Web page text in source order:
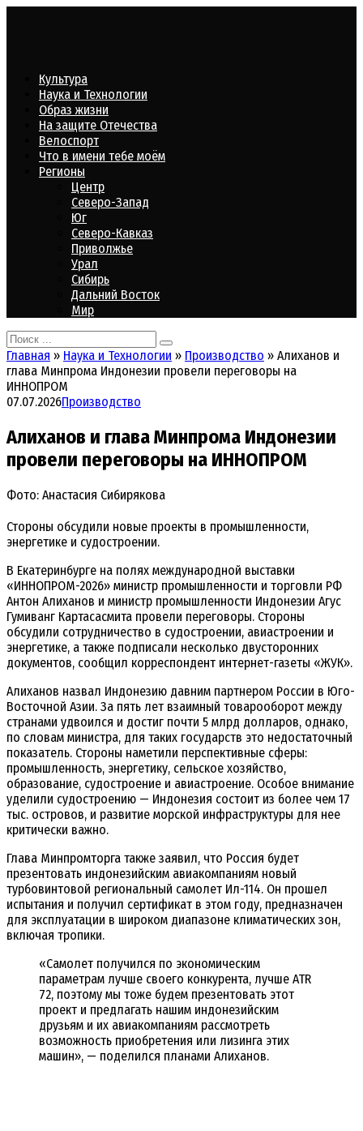
Культура
Наука и Технологии
Образ жизни
На защите Отечества
Велоспорт
Что в имени тебе моём
Регионы
Центр
Северо-Запад
Юг
Северо-Кавказ
Приволжье
Урал
Сибирь
Дальний Восток
Мир
Search
for:
Главная » Наука и Технологии » Производство » Алиханов и
глава Минпрома Индонезии провели переговоры на
ИННОПРОМ
07.07.2026Производство
Алиханов и глава Минпрома Индонезии
провели переговоры на ИННОПРОМ
Фото: Анастасия Сибирякова
Стороны обсудили новые проекты в промышленности,
энергетике и судостроении.
В Екатеринбурге на полях международной выставки
«ИННОПРОМ-2026» министр промышленности и торговли РФ
Антон Алиханов и министр промышленности Индонезии Агус
Гумиванг Картасасмита провели переговоры. Стороны
обсудили сотрудничество в судостроении, авиастроении и
энергетике, а также подписали несколько двусторонних
документов, сообщил корреспондент интернет-газеты «ЖУК».
Алиханов назвал Индонезию давним партнером России в Юго-
Восточной Азии. За пять лет взаимный товарооборот между
странами удвоился и достиг почти 5 млрд долларов, однако,
по словам министра, для таких государств это недостаточный
показатель. Стороны наметили перспективные сферы:
промышленность, энергетику, сельское хозяйство,
образование, судостроение и авиастроение. Особое внимание
уделили судостроению — Индонезия состоит из более чем 17
тыс. островов, и развитие морской инфраструктуры для нее
критически важно.
Глава Минпромторга также заявил, что Россия будет
презентовать индонезийским авиакомпаниям новый
турбовинтовой региональный самолет Ил-114. Он прошел
испытания и получил сертификат в этом году, предназначен
для эксплуатации в широком диапазоне климатических зон,
включая тропики.
«Самолет получился по экономическим
параметрам лучше своего конкурента, лучше ATR
72, поэтому мы тоже будем презентовать этот
проект и предлагать нашим индонезийским
друзьям и их авиакомпаниям рассмотреть
возможность приобретения или лизинга этих
машин», — поделился планами Алиханов.